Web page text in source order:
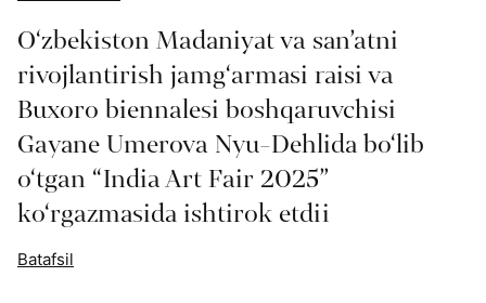
O‘zbekiston Madaniyat va san’atni
rivojlantirish jamg‘armasi raisi va
Buxoro biennalesi boshqaruvchisi
Gayane Umerova Nyu-Dehlida bo‘lib
o‘tgan “India Art Fair 2025”
ko‘rgazmasida ishtirok etdii
Batafsil